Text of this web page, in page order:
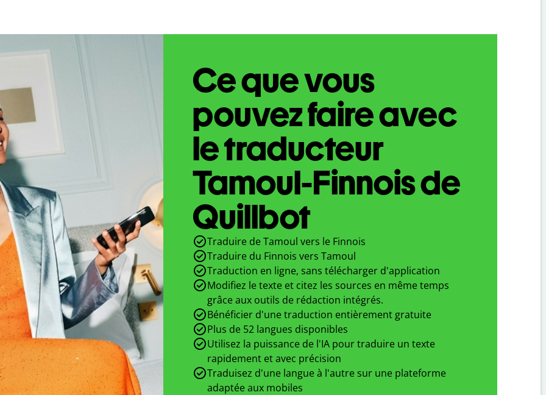
Ce que vous
pouvez faire avec
le traducteur
Tamoul-Finnois de
Quillbot
Traduire de Tamoul vers le Finnois
Traduire du Finnois vers Tamoul
Traduction en ligne, sans télécharger d'application
Modifiez le texte et citez les sources en même temps
grâce aux outils de rédaction intégrés.
Bénéficier d'une traduction entièrement gratuite
Plus de 52 langues disponibles
Utilisez la puissance de l'IA pour traduire un texte
rapidement et avec précision
Traduisez d'une langue à l'autre sur une plateforme
adaptée aux mobiles